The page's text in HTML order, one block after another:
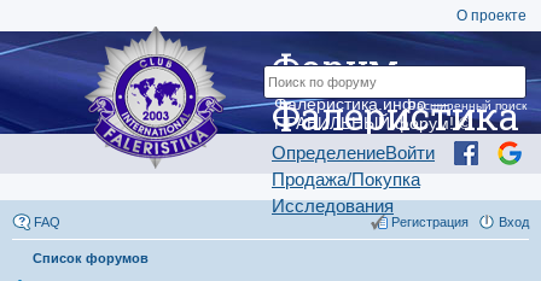
О проекте
Форум
Фалеристика
Фалеристика.инфо —
ПРАВИЛЬНЫЙ форум! ©
Определение
Продажа/Покупка
Исследования
Войти
Расширенный поиск
FAQ Вход
Регистрация
Список форумов